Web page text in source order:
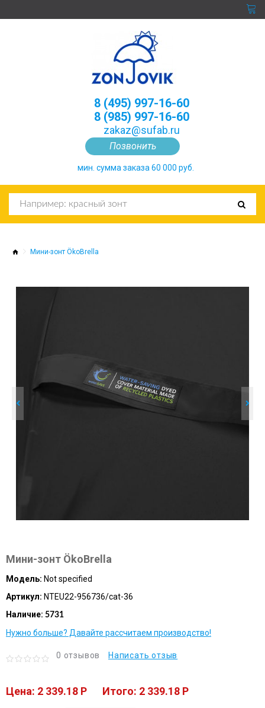
Позвонить
8 (495) 997-16-60
8 (985) 997-16-60
zakaz@sufab.ru
мин. сумма заказа 60 000 руб.
Мини-зонт ÖkoBrella
Мини-зонт ÖkoBrella
Модель: Not specified
Артикул: NTEU22-956736/cat-36
Наличие: 5731
Нужно больше? Давайте рассчитаем производство!
0 отзывов Написать отзыв
Цена: 2 339.18 P Итого: 2 339.18 P